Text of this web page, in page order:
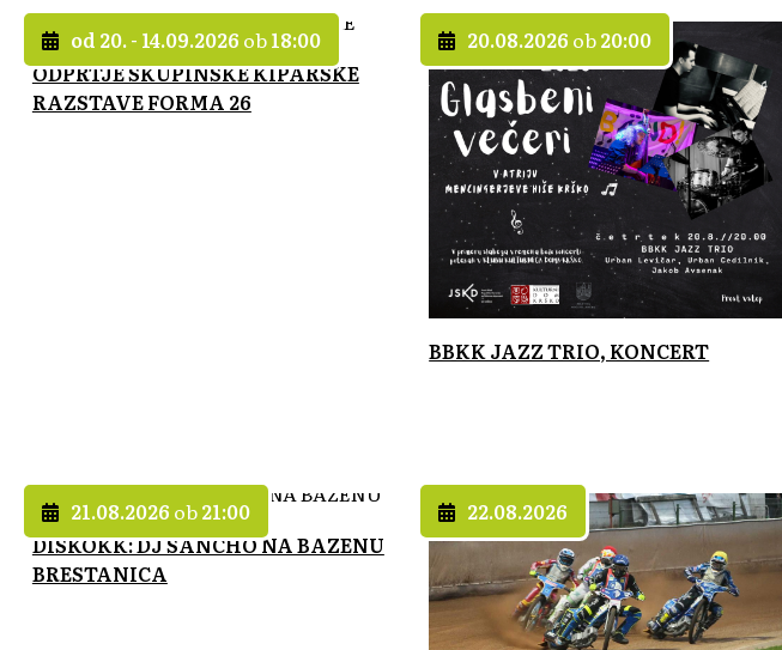
od 20. - 14.09.2026 ob18:00
ODPRTJE SKUPINSKE KIPARSKE
RAZSTAVE FORMA 26
20.08.2026 ob20:00
BBKK JAZZ TRIO, KONCERT
21.08.2026 ob21:00
DISKOKK: DJ SANCHO NA BAZENU
BRESTANICA
22.08.2026